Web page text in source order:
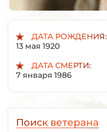
ДАТА РОЖДЕНИЯ:
13 мая 1920
ДАТА СМЕРТИ:
7 января 1986
Поиск ветерана